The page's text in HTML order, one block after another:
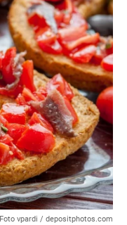
Foto vpardi / depositphotos.com